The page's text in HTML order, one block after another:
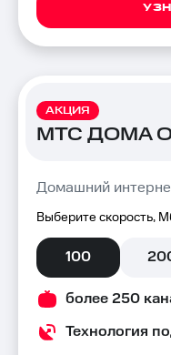
АКЦИЯ
МТС ДОМА
Домашний
Выберите скорость,
100
более 250
Технология